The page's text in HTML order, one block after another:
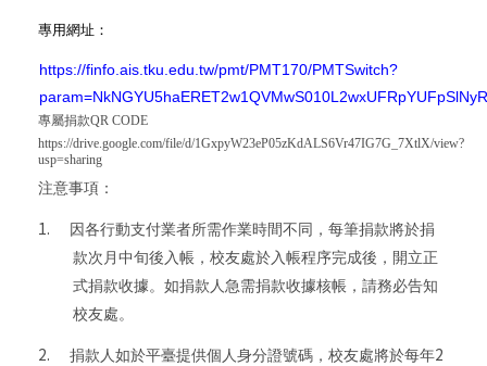
專用網址：
https://finfo.ais.tku.edu.tw/pmt/PMT170/PMTSwitch?
專屬捐款QR CODE
https://drive.google.com/file/d/1GxpyW23eP05zKdALS6Vr47IG7G_7XtlX/view?
usp=sharing
注意事項：
1.
因各行動支付業者所需作業時間不同，每筆捐款將於捐
款次月中旬後入帳，校友處於入帳程序完成後，開立正
式捐款收據。如捐款人急需捐款收據核帳，請務必告知
校友處。
2. 捐款人如於平臺提供個人身分證號碼，校友處將於每年2